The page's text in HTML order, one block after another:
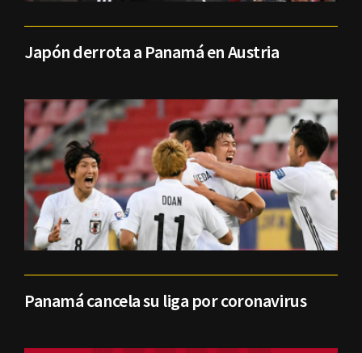
Japón derrota a Panamá en Austria
Panamá cancela su liga por coronavirus